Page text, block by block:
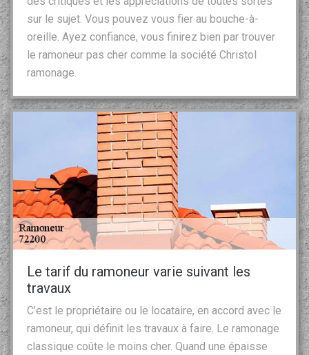
sur le sujet. Vous pouvez vous fier au bouche-à-
oreille. Ayez confiance, vous finirez bien par trouver
le ramoneur pas cher comme la société Christol
ramonage.
Le tarif du ramoneur varie suivant les
travaux
C’est le propriétaire ou le locataire, en accord avec le
ramoneur, qui définit les travaux à faire. Le ramonage
classique coûte le moins cher. Quand une épaisse